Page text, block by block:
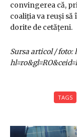
convingerea că,
coaliția va reuși
dorite de cetățeni.
Sursa articol / foto:
TAGS